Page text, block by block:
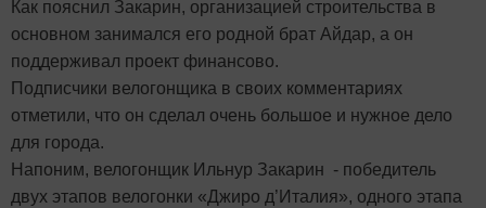
Как пояснил Закарин, организацией строительства в
основном занимался его родной брат Айдар, а он
поддерживал проект финансово.
Подписчики велогонщика в своих комментариях
отметили, что он сделал очень большое и нужное дело
для города.
Напоним, велогонщик Ильнур Закарин - победитель
двух этапов велогонки «Джиро д’Италия», одного этапа